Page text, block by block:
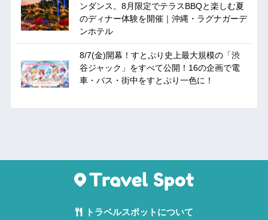
ンダンス。8月限定でテラスBBQと楽しむ夏
のディナー体験を開催｜沖縄・ラグナガーデ
ンホテル
8/7(金)開幕！すとぷり史上最大規模の「渋
谷ジャック」をすべて公開！16の企画で電
車・バス・街中をすとぷり一色に！
トラベルスポットについて